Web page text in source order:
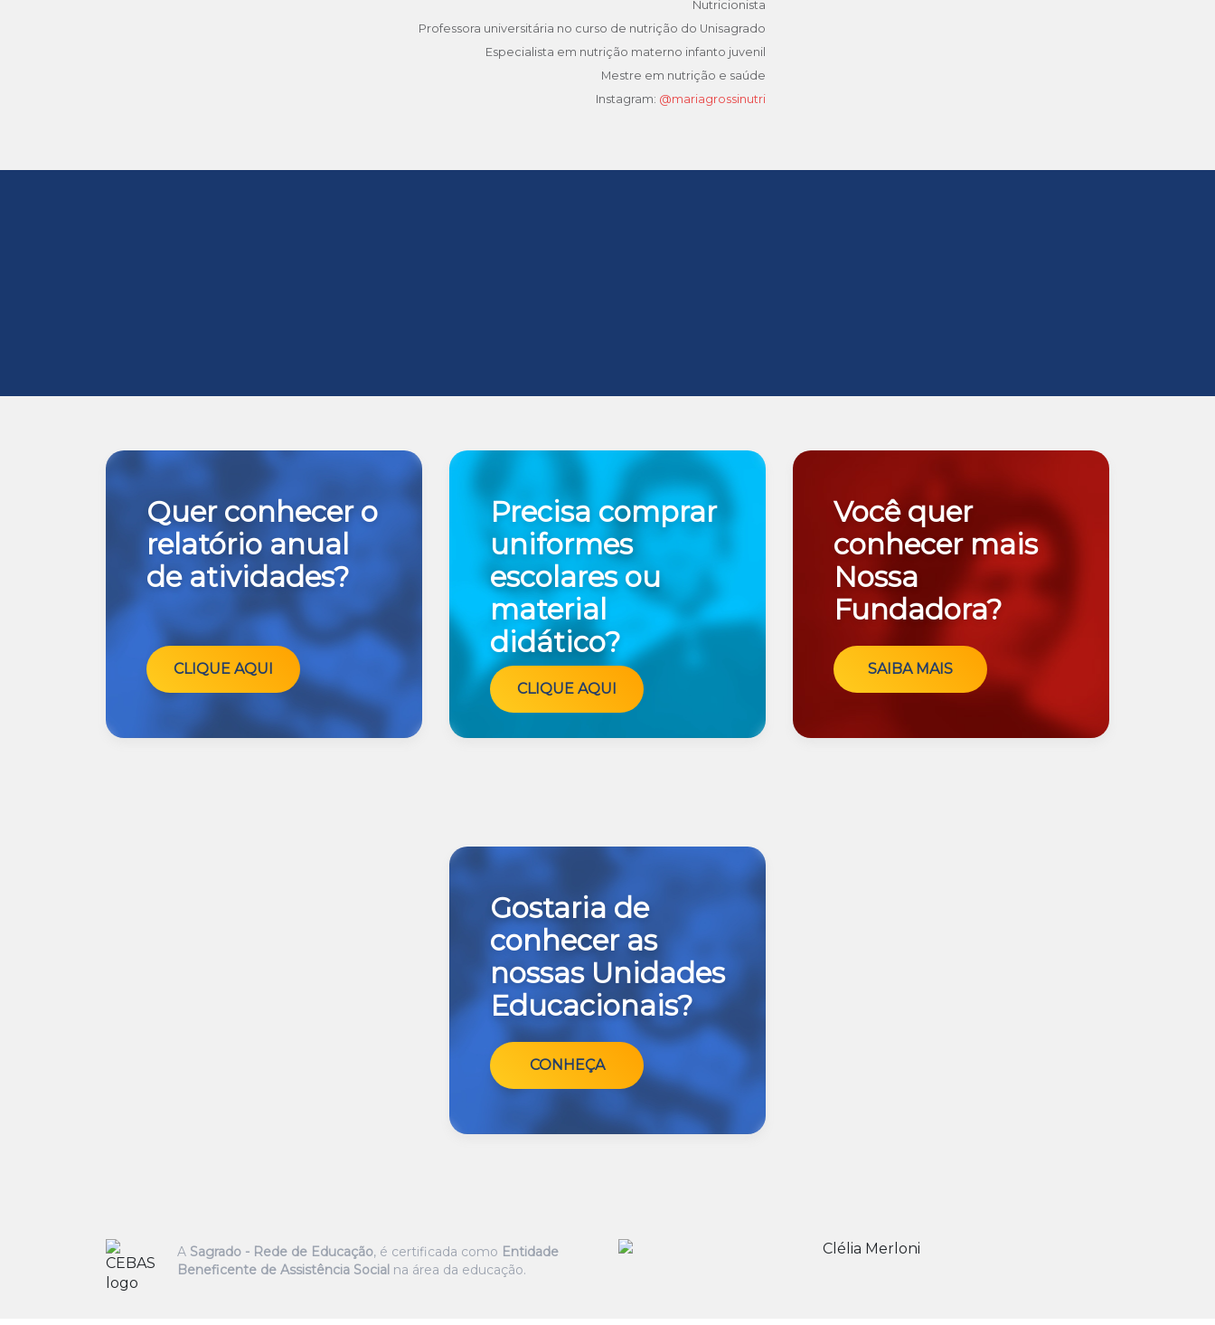
Nutricionista
Professora universitária no curso de nutrição do Unisagrado
Especialista em nutrição materno infanto juvenil
Mestre em nutrição e saúde
Instagram: @mariagrossinutri
Quer conhecer o
relatório anual
de atividades?
CLIQUE AQUI
Precisa comprar
uniformes
escolares ou
material
didático?
CLIQUE AQUI
Você quer
conhecer mais
Nossa
Fundadora?
SAIBA MAIS
Gostaria de
conhecer as
nossas Unidades
Educacionais?
CONHEÇA
A Sagrado - Rede de Educação, é certificada como Entidade
Beneficente de Assistência Social na área da educação.